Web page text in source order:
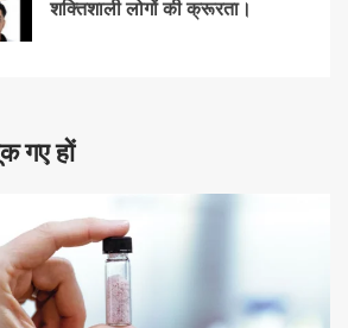
शक्तिशाली लोगों की क्रूरता।
गए हों